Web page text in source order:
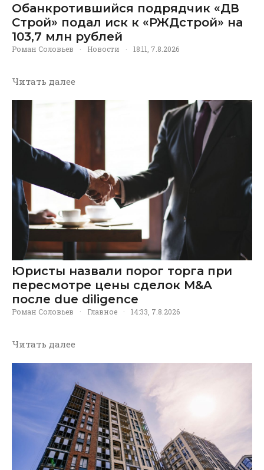
Обанкротившийся подрядчик «ДВ
Строй» подал иск к «РЖДстрой» на
103,7 млн рублей
Роман Соловьев · Новости · 18:11, 7.8.2026
Читать далее
Юристы назвали порог торга при
пересмотре цены сделок M&A
после due diligence
Роман Соловьев · Главное · 14:33, 7.8.2026
Читать далее